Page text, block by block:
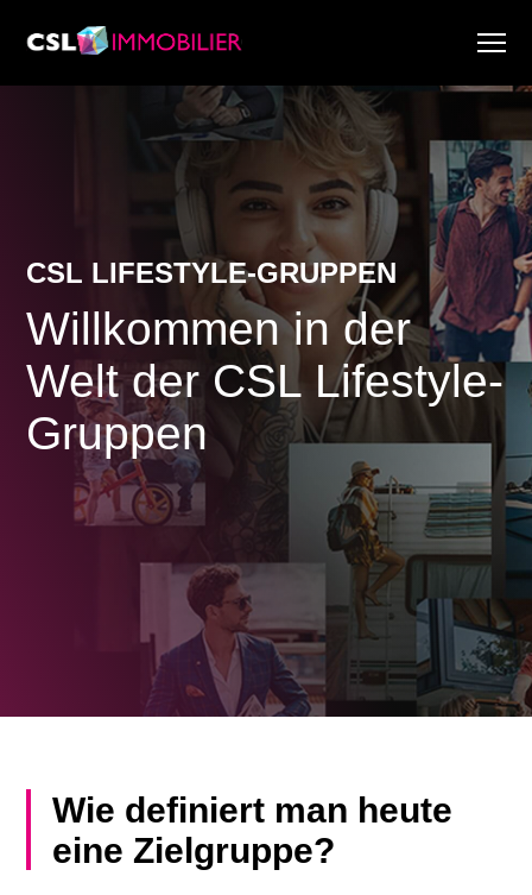
Recherche immobilière
Carrière
À propos de nous
Recherche & Rapports de marché
CSL LIFESTYLE-GRUPPEN
Willkommen in der
Welt der CSL Lifestyle-
Gruppen
Wie definiert man heute
eine Zielgruppe?